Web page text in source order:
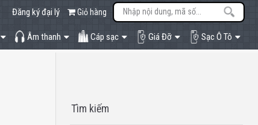
Đăng ký đại lý Giỏ hàng
Âm thanh Cáp sạc Giá Đỡ Sạc Ô Tô
Tìm kiếm